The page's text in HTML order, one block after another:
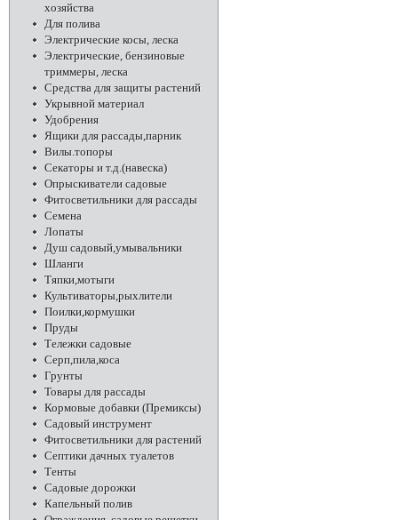
хозяйства
Для полива
Электрические косы, леска
Электрические, бензиновые
триммеры, леска
Средства для защиты растений
Укрывной материал
Удобрения
Ящики для рассады,парник
Вилы.топоры
Секаторы и т.д.(навеска)
Опрыскиватели садовые
Фитосветильники для рассады
Семена
Лопаты
Душ садовый,умывальники
Шланги
Тяпки,мотыги
Культиваторы,рыхлители
Поилки,кормушки
Пруды
Тележки садовые
Серп,пила,коса
Грунты
Товары для рассады
Кормовые добавки (Премиксы)
Садовый инструмент
Фитосветильники для растений
Септики дачных туалетов
Тенты
Садовые дорожки
Капельный полив